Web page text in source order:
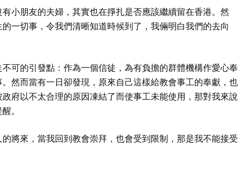
小朋友的夫婦，其實也在掙扎是否應該繼續留在香港。然
一切事，令我們清晰知道時候到了，我倆明白我們的去向
可的引發點：作為一個信徒，為有負擔的群體機構作愛心奉
然而當有一日卻發現，原來自己這樣給教會事工的奉獻，也
府以不太合理的原因凍結了而使事工未能使用，那對我來說
。
將來，當我回到教會崇拜，也會受到限制，那是我不能接受